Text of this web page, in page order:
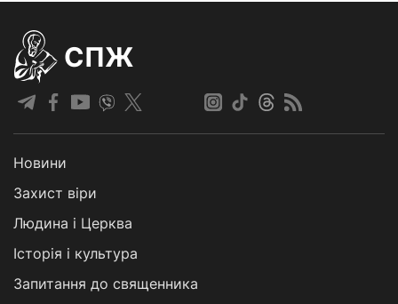
СПЖ
Новини
Захист віри
Людина і Церква
Історія і культура
Запитання до священника